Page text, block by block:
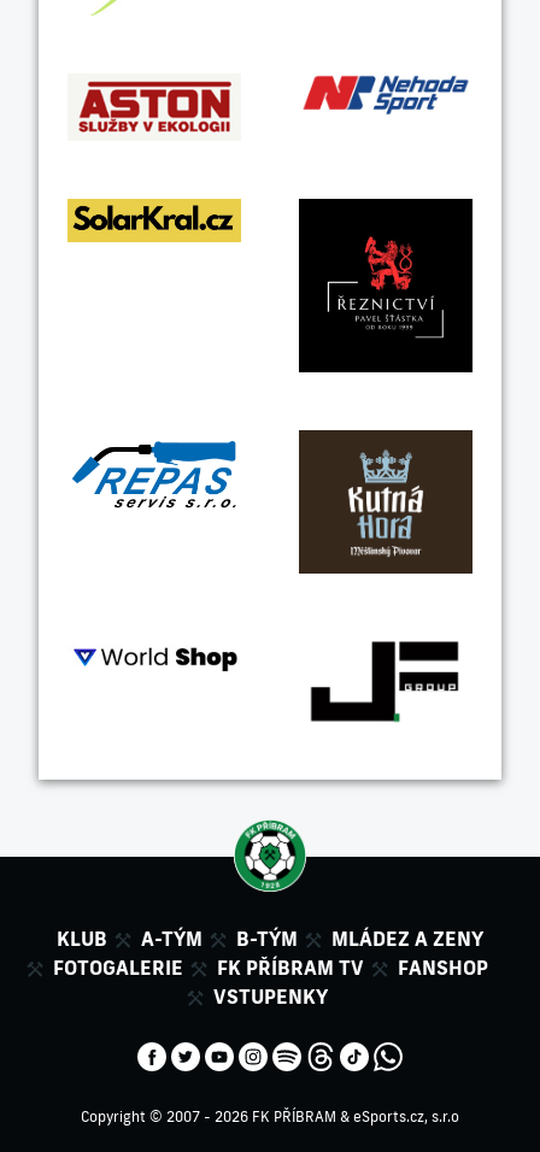
KLUB A-TÝM B-TÝM
MLÁDEZ A ZENY
FOTOGALERIE
FK PŘÍBRAM TV
FANSHOP
VSTUPENKY
Copyright © 2007 - 2026 FK PŘÍBRAM & eSports.cz, s.r.o